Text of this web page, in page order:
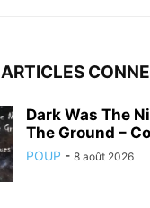
ARTICLES
Dark Was The
The Ground –
POUP - 8 août 2026